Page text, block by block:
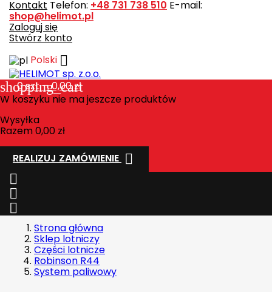
Kontakt Telefon: +48 731 738 510 E-mail:
shop@helimot.pl
Zaloguj się
Stwórz konto
Polski 
shopping_cart
0szt. - 0,00 zł
W koszyku nie ma jeszcze produktów
Wysyłka
Razem0,00 zł
REALIZUJ ZAMÓWIENIE 



Strona główna
Sklep lotniczy
Części lotnicze
Robinson R44
System paliwowy